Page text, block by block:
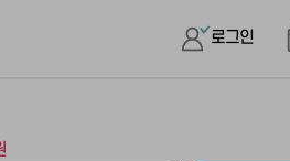
로그인